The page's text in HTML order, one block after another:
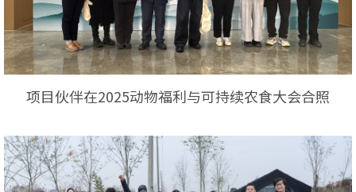
项目伙伴在2025动物福利与可持续农食大会合照